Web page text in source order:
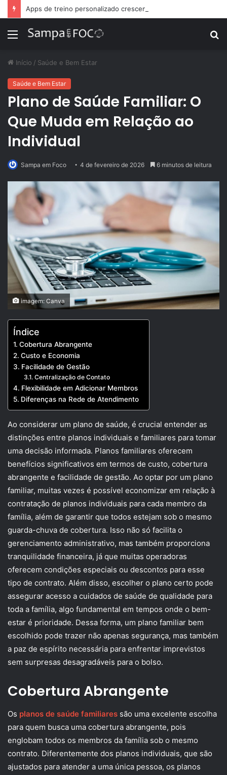
Menu
Início / Saúde e Bem Estar
Saúde e Bem Estar
Plano de Saúde Familiar: O
Que Muda em Relação ao
Individual
Sampa em Foco 4 de fevereiro de 2026 6 minutos de leitura
imagem: Canva
Índice
Cobertura Abrangente
Custo e Economia
Facilidade de Gestão
Centralização de Contato
Flexibilidade em Adicionar Membros
Diferenças na Rede de Atendimento
Ao considerar um plano de saúde, é crucial entender as
distinções entre planos individuais e familiares para tomar
uma decisão informada. Planos familiares oferecem
benefícios significativos em termos de custo, cobertura
abrangente e facilidade de gestão. Ao optar por um plano
familiar, muitas vezes é possível economizar em relação à
contratação de planos individuais para cada membro da
família, além de garantir que todos estejam sob o mesmo
guarda-chuva de cobertura. Isso não só facilita o
gerenciamento administrativo, mas também proporciona
tranquilidade financeira, já que muitas operadoras
oferecem condições especiais ou descontos para esse
tipo de contrato. Além disso, escolher o plano certo pode
assegurar acesso a cuidados de saúde de qualidade para
toda a família, algo fundamental em tempos onde o bem-
estar é prioridade. Dessa forma, um plano familiar bem
escolhido pode trazer não apenas segurança, mas também
a paz de espírito necessária para enfrentar imprevistos
sem surpresas desagradáveis para o bolso.
Cobertura Abrangente
Os planos de saúde familiares são uma excelente escolha
para quem busca uma cobertura abrangente, pois
englobam todos os membros da família sob o mesmo
contrato. Diferentemente dos planos individuais, que são
ajustados para atender a uma única pessoa, os planos